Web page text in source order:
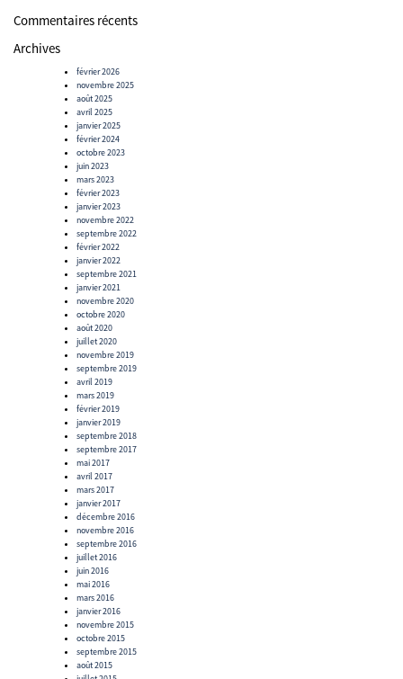
Commentaires récents
Archives
février 2026
novembre 2025
août 2025
avril 2025
janvier 2025
février 2024
octobre 2023
juin 2023
mars 2023
février 2023
janvier 2023
novembre 2022
septembre 2022
février 2022
janvier 2022
septembre 2021
janvier 2021
novembre 2020
octobre 2020
août 2020
juillet 2020
novembre 2019
septembre 2019
avril 2019
mars 2019
février 2019
janvier 2019
septembre 2018
septembre 2017
mai 2017
avril 2017
mars 2017
janvier 2017
décembre 2016
novembre 2016
septembre 2016
juillet 2016
juin 2016
mai 2016
mars 2016
janvier 2016
novembre 2015
octobre 2015
septembre 2015
août 2015